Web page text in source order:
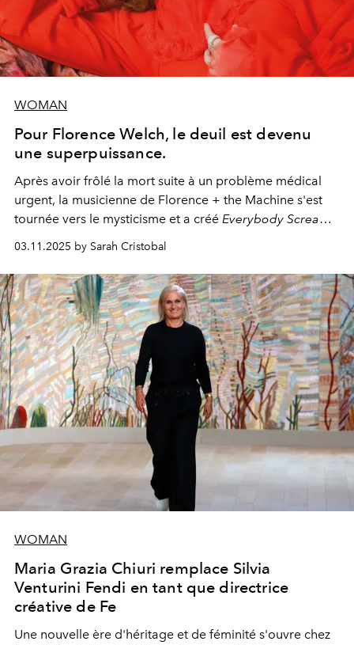
WOMAN
Pour Florence Welch, le deuil est devenu
une superpuissance.
Après avoir frôlé la mort suite à un problème médical
urgent, la musicienne de Florence + the Machine s'est
tournée vers le mysticisme et a créé Everybody Scream
03.11.2025 by Sarah Cristobal
WOMAN
Maria Grazia Chiuri remplace Silvia
Venturini Fendi en tant que directrice
créative de Fe
Une nouvelle ère d'héritage et de féminité s'ouvre chez